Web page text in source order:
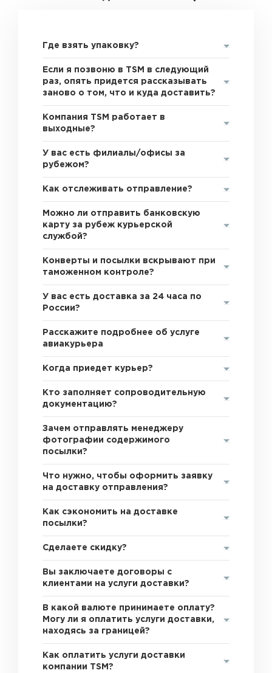
Где взять упаковку?
Если я позвоню в TSM в следующий
раз, опять придется рассказывать
заново о том, что и куда доставить?
Компания TSM работает в
выходные?
У вас есть филиалы/офисы за
рубежом?
Как отслеживать отправление?
Можно ли отправить банковскую
карту за рубеж курьерской
службой?
Конверты и посылки вскрывают при
таможенном контроле?
У вас есть доставка за 24 часа по
России?
Расскажите подробнее об услуге
авиакурьера
Когда приедет курьер?
Кто заполняет сопроводительную
документацию?
Зачем отправлять менеджеру
фотографии содержимого
посылки?
Что нужно, чтобы оформить заявку
на доставку отправления?
Как сэкономить на доставке
посылки?
Сделаете скидку?
Вы заключаете договоры с
клиентами на услуги доставки?
В какой валюте принимаете оплату?
Могу ли я оплатить услуги доставки,
находясь за границей?
Как оплатить услуги доставки
компании TSM?